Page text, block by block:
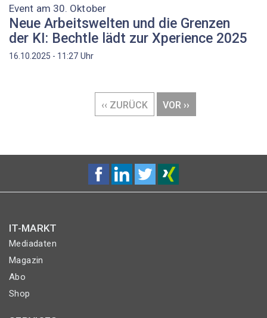
Event am 30. Oktober
Neue Arbeitswelten und die Grenzen
der KI: Bechtle lädt zur Xperience 2025
16.10.2025 - 11:27 Uhr
VORHERIGE
SEITE
‹‹ ZURÜCK
NÄCHSTE
SEITE
VOR ››
IT-MARKT
Mediadaten
Magazin
Abo
Shop